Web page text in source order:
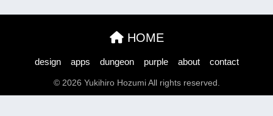
HOME
design apps dungeon purple about contact
© 2026 Yukihiro Hozumi All rights reserved.